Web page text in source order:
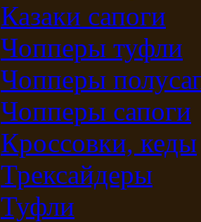
Казаки сапоги
Чопперы туфли
Чопперы
Чопперы сапоги
Кроссовки, кеды
Трексайдеры
Туфли